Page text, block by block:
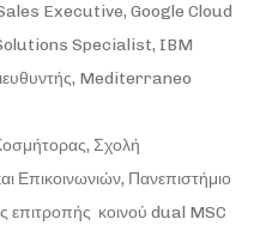
Executive, Google Cloud
Specialist, IBM
Mediterraneo
Σχολή
Επικοινωνιών, Πανεπιστήμιο
επιτροπής κοινού dual MSC